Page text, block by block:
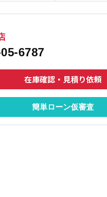
6787
在庫確認・見積り依頼
簡単ローン仮審査